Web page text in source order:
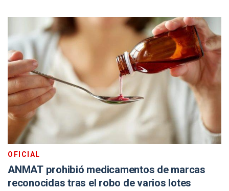
OFICIAL
ANMAT prohibió medicamentos de marcas
reconocidas tras el robo de varios lotes